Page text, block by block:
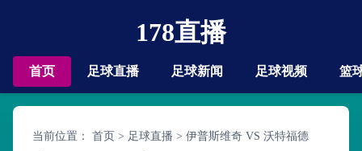
178直播
首页 足球直播 足球新闻 足球视频 篮
当前位置： 首页 > 足球直播 > 伊普斯维奇 VS 沃特福德